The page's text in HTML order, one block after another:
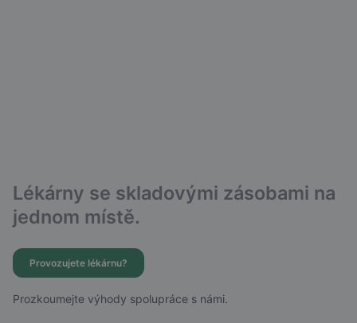
Lékárny se skladovými zásobami na
jednom místě.
Provozujete lékárnu?
Prozkoumejte výhody spolupráce s námi.